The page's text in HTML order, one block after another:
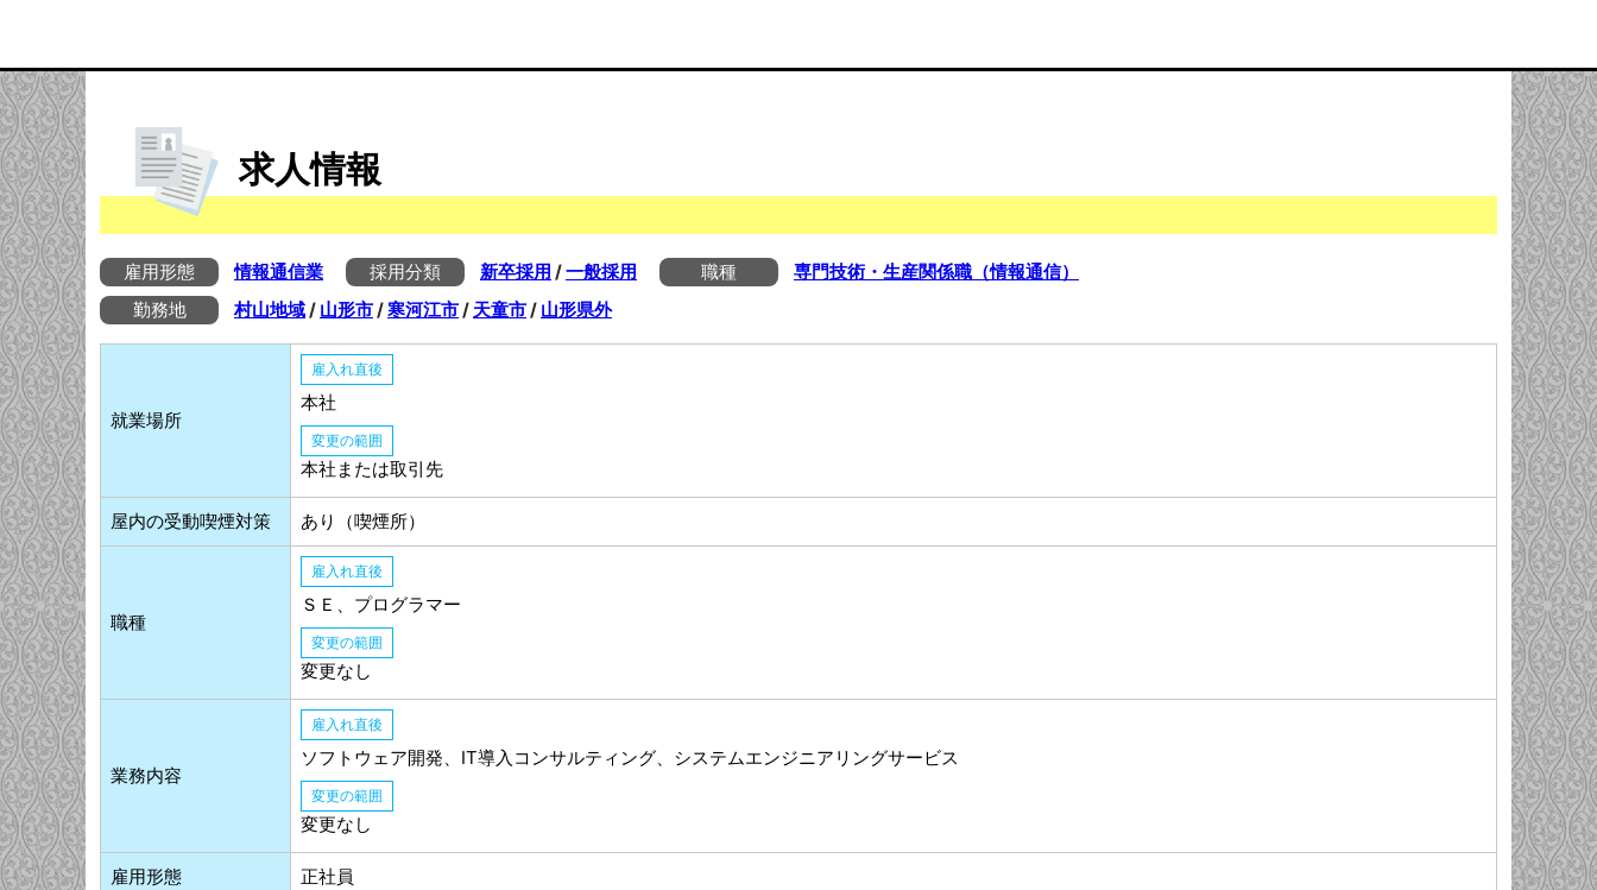
求人情報
雇用形態 情報通信業 採用分類 新卒採用 /一般採用 職種
専門技術・生産関係職（情報通信）
勤務地
村山地域/ 山形市/寒河江市/ 天童市/ 山形県外
就業場所
雇入れ直後
本社
変更の範囲
本社または取引先
屋内の受動喫煙対策 あり（喫煙所）
職種
雇入れ直後
ＳＥ、プログラマー
変更の範囲
変更なし
業務内容
雇入れ直後
ソフトウェア開発、IT導入コンサルティング、システムエンジニアリングサービス
変更の範囲
変更なし
雇用形態 正社員